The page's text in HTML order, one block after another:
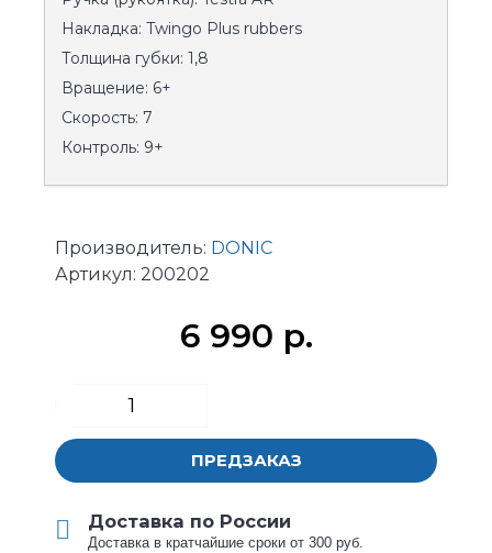
Накладка: Twingo Plus rubbers
Толщина губки: 1,8
Вращение: 6+
Скорость: 7
Контроль: 9+
Производитель: DONIC
Артикул: 200202
6 990 р.
ПРЕДЗАКАЗ
Доставка по России
Доставка в кратчайшие сроки от 300 руб.